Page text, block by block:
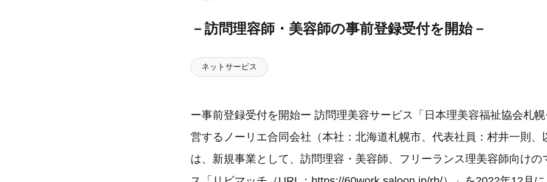
－訪問理容師・美容師の事前登録受付を開始－
ネットサービス
ー事前登録受付を開始ー 訪問理美容サービス「日本理美容福祉協会札
営するノーリエ合同会社（本社：北海道札幌市、代表社員：村井一則、
は、新規事業として、訪問理容・美容師、フリーランス理美容師向けの